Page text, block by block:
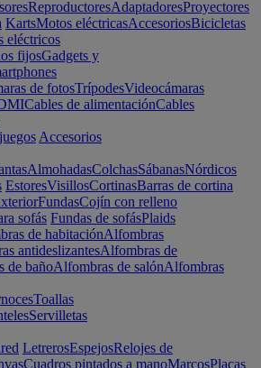
ReproductoresAdaptadoresProyectores
KartsMotos eléctricasAccesoriosBicicletas
eléctricos
fijosGadgets y
de fotosTrípodesVideocámaras
Cables de alimentaciónCables
Accesorios
AlmohadasColchasSábanasNórdicos
EstoresVisillosCortinasBarras de cortina
FundasCojín con relleno
sofás Fundas de sofásPlaids
de habitaciónAlfombras
antideslizantesAlfombras de
de bañoAlfombras de salónAlfombras
Toallas
Servilletas
LetrerosEspejosRelojes de
Cuadros pintados a manoMarcosPlacas